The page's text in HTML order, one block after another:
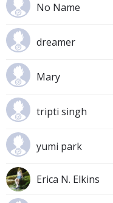
No Name
dreamer
Mary
tripti singh
yumi park
Erica N. Elkins